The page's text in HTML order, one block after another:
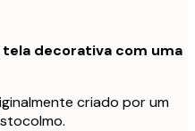
decorativa com uma
criado por um